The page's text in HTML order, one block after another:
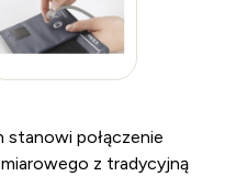
stanowi połączenie
z tradycyjną